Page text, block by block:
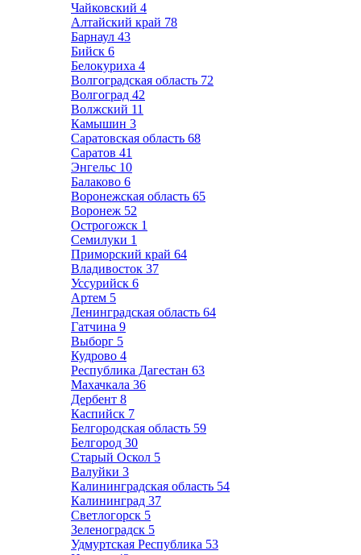
Чайковский 4
Алтайский край 78
Барнаул 43
Бийск 6
Белокуриха 4
Волгоградская область 72
Волгоград 42
Волжский 11
Камышин 3
Саратовская область 68
Саратов 41
Энгельс 10
Балаково 6
Воронежская область 65
Воронеж 52
Острогожск 1
Семилуки 1
Приморский край 64
Владивосток 37
Уссурийск 6
Артем 5
Ленинградская область 64
Гатчина 9
Выборг 5
Кудрово 4
Республика Дагестан 63
Махачкала 36
Дербент 8
Каспийск 7
Белгородская область 59
Белгород 30
Старый Оскол 5
Валуйки 3
Калининградская область 54
Калининград 37
Светлогорск 5
Зеленоградск 5
Удмуртская Республика 53